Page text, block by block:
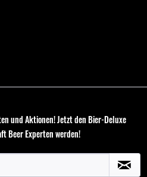
und Aktionen! Jetzt den Bier-Deluxe
Beer Experten werden!